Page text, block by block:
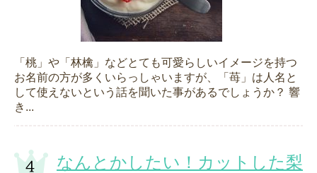
「桃」や「林檎」などとても可愛らしいイメージを持つ
お名前の方が多くいらっしゃいますが、「苺」は人名と
して使えないという話を聞いた事があるでしょうか？ 響
き...
なんとかしたい！カットした梨